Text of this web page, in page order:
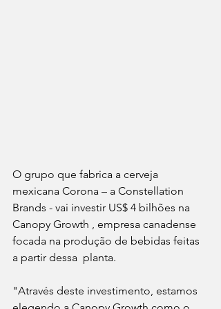
O grupo que fabrica a cerveja
mexicana Corona – a Constellation
Brands - vai investir US$ 4 bilhões na
Canopy Growth , empresa canadense
focada na produção de bebidas feitas
a partir dessa  planta.
"Através deste investimento, estamos